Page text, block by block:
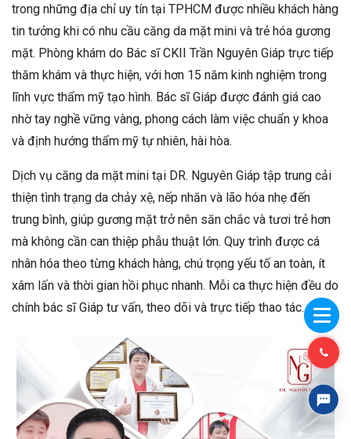
trong những địa chỉ uy tín tại TPHCM được nhiều khách hàng
tin tưởng khi có nhu cầu căng da mặt mini và trẻ hóa gương
mặt. Phòng khám do Bác sĩ CKII Trần Nguyên Giáp trực tiếp
thăm khám và thực hiện, với hơn 15 năm kinh nghiệm trong
lĩnh vực thẩm mỹ tạo hình. Bác sĩ Giáp được đánh giá cao
nhờ tay nghề vững vàng, phong cách làm việc chuẩn y khoa
và định hướng thẩm mỹ tự nhiên, hài hòa.
Dịch vụ căng da mặt mini tại DR. Nguyên Giáp tập trung cải
thiện tình trạng da chảy xệ, nếp nhăn và lão hóa nhẹ đến
trung bình, giúp gương mặt trở nên săn chắc và tươi trẻ hơn
mà không cần can thiệp phẫu thuật lớn. Quy trình được cá
nhân hóa theo từng khách hàng, chú trọng yếu tố an toàn, ít
xâm lấn và thời gian hồi phục nhanh. Mỗi ca thực hiện đều do
chính bác sĩ Giáp tư vấn, theo dõi và trực tiếp thao tác.